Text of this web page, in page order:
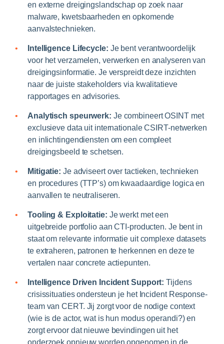
en externe dreigingslandschap op zoek naar
malware, kwetsbaarheden en opkomende
aanvalstechnieken.
Intelligence Lifecycle: Je bent verantwoordelijk
voor het verzamelen, verwerken en analyseren van
dreigingsinformatie. Je verspreidt deze inzichten
naar de juiste stakeholders via kwalitatieve
rapportages en advisories.
Analytisch speurwerk: Je combineert OSINT met
exclusieve data uit internationale CSIRT-netwerken
en inlichtingendiensten om een compleet
dreigingsbeeld te schetsen.
Mitigatie: Je adviseert over tactieken, technieken
en procedures (TTP’s) om kwaadaardige logica en
aanvallen te neutraliseren.
Tooling & Exploitatie: Je werkt met een
uitgebreide portfolio aan CTI-producten. Je bent in
staat om relevante informatie uit complexe datasets
te extraheren, patronen te herkennen en deze te
vertalen naar concrete actiepunten.
Intelligence Driven Incident Support: Tijdens
crisissituaties ondersteun je het Incident Response-
team van CERT. Jij zorgt voor de nodige context
(wie is de actor, wat is hun modus operandi?) en
zorgt ervoor dat nieuwe bevindingen uit het